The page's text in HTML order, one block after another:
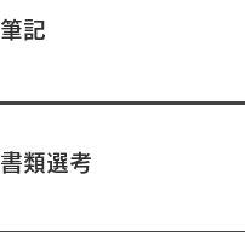
筆記
書類選考